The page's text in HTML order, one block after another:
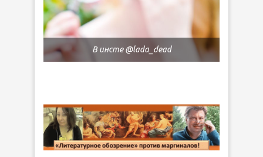
В инсте @lada_dead